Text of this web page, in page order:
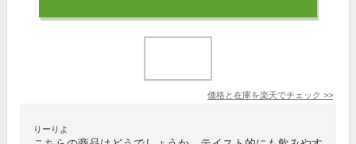
価格と在庫を楽天でチェック >>
りーりよ